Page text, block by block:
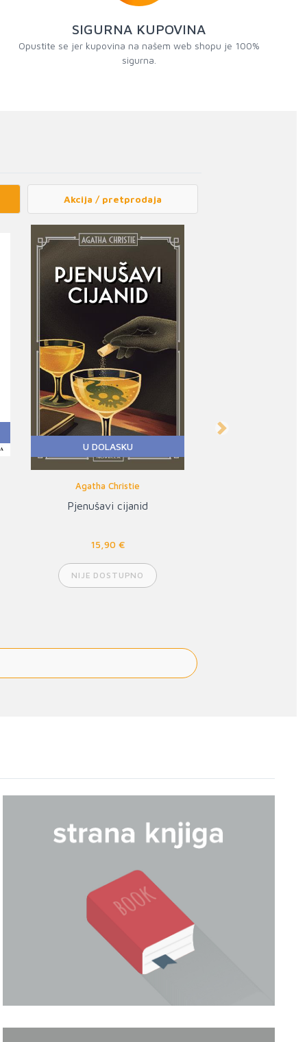
SIGURNA KUPOVINA
Opustite se jer kupovina na našem web shopu je 100%
sigurna.
Akcija / pretprodaja
U DOLASKU
Grupa autora
Arendt
Next